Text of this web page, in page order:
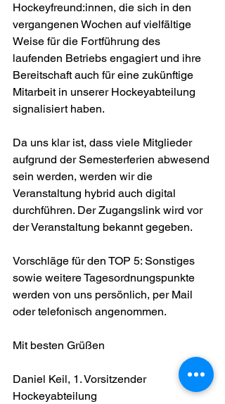
Hockeyfreund:innen, die sich in den
vergangenen Wochen auf vielfältige
Weise für die Fortführung des
laufenden Betriebs engagiert und ihre
Bereitschaft auch für eine zukünftige
Mitarbeit in unserer Hockeyabteilung
signalisiert haben.
Da uns klar ist, dass viele Mitglieder
aufgrund der Semesterferien abwesend
sein werden, werden wir die
Veranstaltung hybrid auch digital
durchführen. Der Zugangslink wird vor
der Veranstaltung bekannt gegeben.
Vorschläge für den TOP 5: Sonstiges
sowie weitere Tagesordnungspunkte
werden von uns persönlich, per Mail
oder telefonisch angenommen.
Mit besten Grüßen
Daniel Keil, 1. Vorsitzender
Hockeyabteilung